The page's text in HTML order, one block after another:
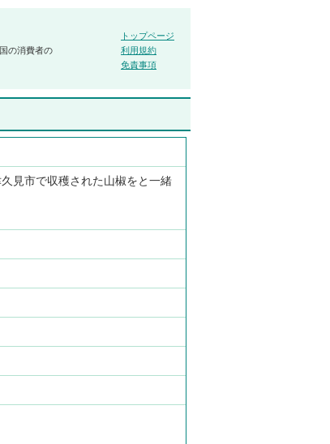
の消費者の
トップページ
利用規約
免責事項
見市で収穫された山椒をと一緒